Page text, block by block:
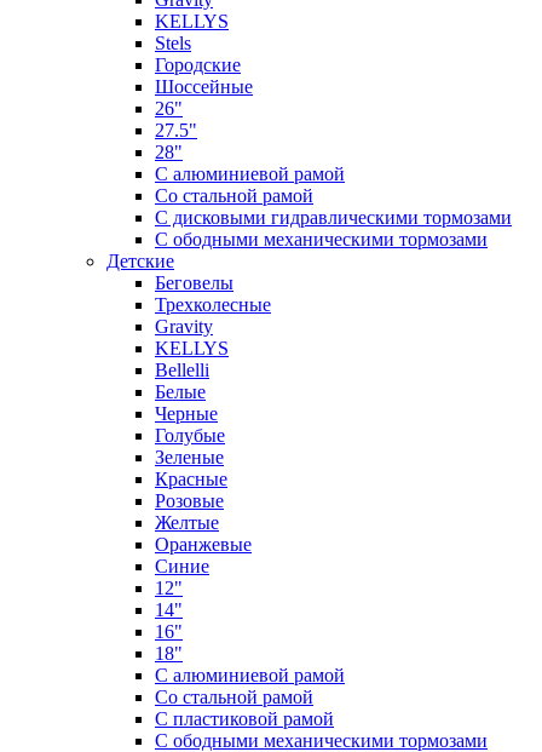
KELLYS
Stels
Городские
Шоссейные
26"
27.5"
28"
С алюминиевой рамой
Со стальной рамой
С дисковыми гидравлическими тормозами
С ободными механическими тормозами
Детские
Беговелы
Трехколесные
Gravity
KELLYS
Bellelli
Белые
Черные
Голубые
Зеленые
Красные
Розовые
Желтые
Оранжевые
Синие
12"
14"
16"
18"
С алюминиевой рамой
Со стальной рамой
С пластиковой рамой
С ободными механическими тормозами